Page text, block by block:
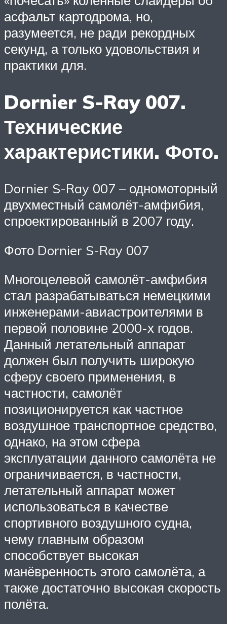
асфальт картодрома, но,
разумеется, не ради рекордных
секунд, а только удовольствия и
практики для.
Dornier S-Ray 007.
Технические
характеристики. Фото.
Dornier S-Ray 007 – одномоторный
двухместный самолёт-амфибия,
спроектированный в 2007 году.
Фото Dornier S-Ray 007
Многоцелевой самолёт-амфибия
стал разрабатываться немецкими
инженерами-авиастроителями в
первой половине 2000-х годов.
Данный летательный аппарат
должен был получить широкую
сферу своего применения, в
частности, самолёт
позиционируется как частное
воздушное транспортное средство,
однако, на этом сфера
эксплуатации данного самолёта не
ограничивается, в частности,
летательный аппарат может
использоваться в качестве
спортивного воздушного судна,
чему главным образом
способствует высокая
манёвренность этого самолёта, а
также достаточно высокая скорость
полёта.